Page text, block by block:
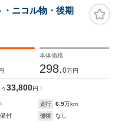
ニコル物・後期
本体価格
298.0万円
33,800円
走行 6.9万km
付 修復
なし